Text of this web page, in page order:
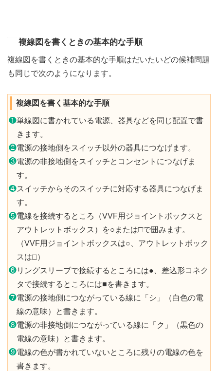
複線図を書くときの基本的な手順
複線図を書くときの基本的な手順はだいたいどの候補問題
も同じで次のようになります。
複線図を書く基本的な手順
❶単線図に書かれている電源、器具などを同じ配置で書
きます。
❷電源の接地側をスイッチ以外の器具につなげます。
❸電源の非接地側をスイッチとコンセントにつなげま
す。
❹スイッチからそのスイッチに対応する器具につなげま
す。
❺電線を接続するところ（VVF用ジョイントボックスと
アウトレットボックス）を○または□で囲みます。
（VVF用ジョイントボックスは○、アウトレットボック
スは□）
❻リングスリーブで接続するところには●、差込形コネク
タで接続するところには■を書きます。
❼電源の接地側につながっている線に「シ」（白色の電
線の意味）と書きます。
❽電源の非接地側につながっている線に「ク」（黒色の
電線の意味）と書きます。
❾電線の色が書かれていないところに残りの電線の色を
書きます。